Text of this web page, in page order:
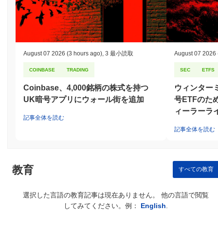
August 07 2026 (3 hours ago) 3 最小読取
COINBASE TRADING
Coinbase、4,000銘柄の株式を持つ
UK暗号アプリにウォール街を追加
記事全体を読む
August 07 2026
SEC ETFS
ウィンター
号ETFのた
ィーラーラ
記事全体を読む
教育 すべての教育
選択した言語の教育記事は現在ありません。 他の言語で閲覧
してみてください。例： English